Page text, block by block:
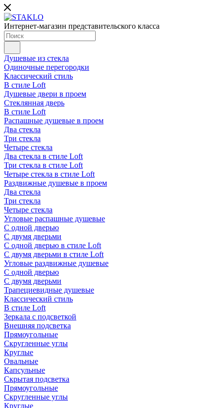
Интернет-магазин представительского класса
Душевые из стекла
Одиночные перегородки
Классический стиль
В стиле Loft
Душевые двери в проем
Стеклянная дверь
В стиле Loft
Распашные душевые в проем
Два стекла
Три стекла
Четыре стекла
Два стекла в стиле Loft
Три стекла в стиле Loft
Четыре стекла в стиле Loft
Раздвижные душевые в проем
Два стекла
Три стекла
Четыре стекла
Угловые распашные душевые
С одной дверью
С двумя дверьми
С одной дверью в стиле Loft
С двумя дверьми в стиле Loft
Угловые раздвижные душевые
С одной дверью
С двумя дверьми
Трапециевидные душевые
Классический стиль
В стиле Loft
Зеркала с подсветкой
Внешняя подсветка
Прямоугольные
Скругленные углы
Круглые
Овальные
Капсульные
Скрытая подсветка
Прямоугольные
Скругленные углы
Круглые